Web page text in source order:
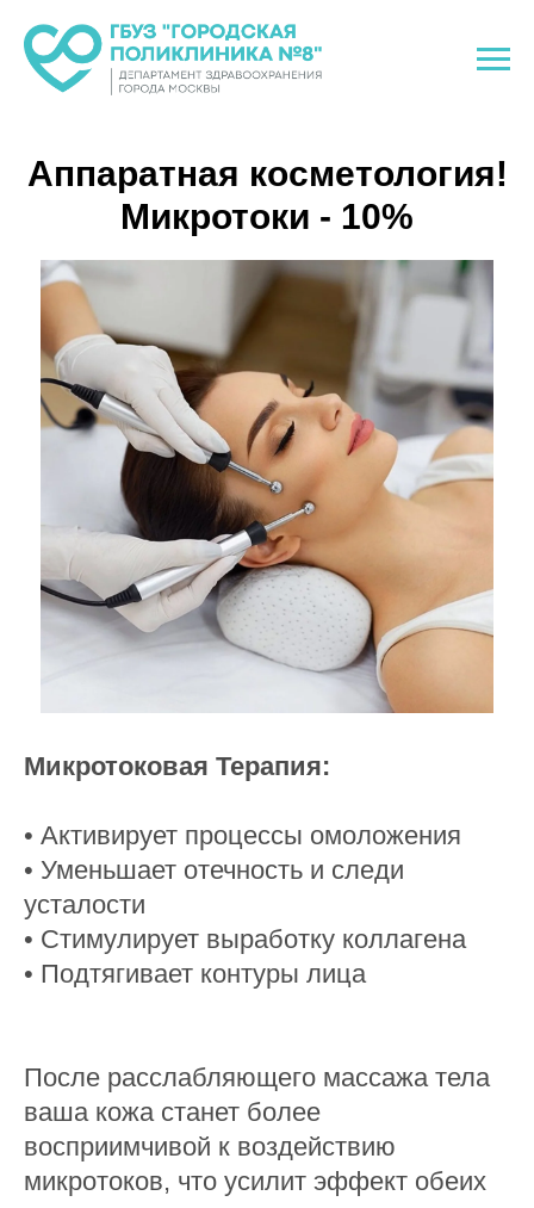
Аппаратная косметология!
Микротоки - 10%
Микротоковая Терапия:
• Активирует процессы омоложения
• Уменьшает отечность и следи
усталости
• Стимулирует выработку коллагена
• Подтягивает контуры лица
После расслабляющего массажа тела
ваша кожа станет более
восприимчивой к воздействию
микротоков, что усилит эффект обеих